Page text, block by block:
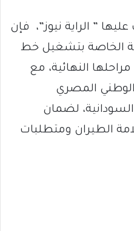
” الراية نيوز”، فإن
الخاصة بتشغيل خط
النهائية، مع
المصري
لضمان
الطيران ومتطلبات